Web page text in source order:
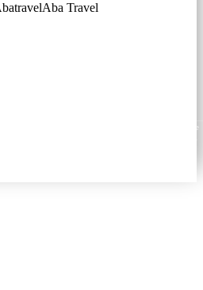
Aba Travel
в электронном или печатном виде